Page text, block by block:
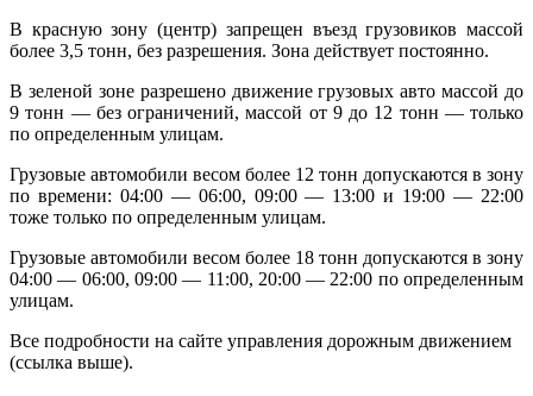
В красную зону (центр) запрещен въезд грузовиков массой
более 3,5 тонн, без разрешения. Зона действует постоянно.
В зеленой зоне разрешено движение грузовых авто массой до
9 тонн — без ограничений, массой от 9 до 12 тонн — только
по определенным улицам.
Грузовые автомобили весом более 12 тонн допускаются в зону
по времени: 04:00 — 06:00, 09:00 — 13:00 и 19:00 — 22:00
тоже только по определенным улицам.
Грузовые автомобили весом более 18 тонн допускаются в зону
04:00 — 06:00, 09:00 — 11:00, 20:00 — 22:00 по определенным
улицам.
Все подробности на сайте управления дорожным движением
(ссылка выше).